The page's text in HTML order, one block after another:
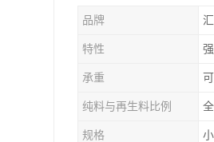
品牌
特性
承重
纯料与再生料比例
规格